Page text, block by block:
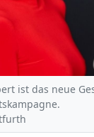
ist das neue